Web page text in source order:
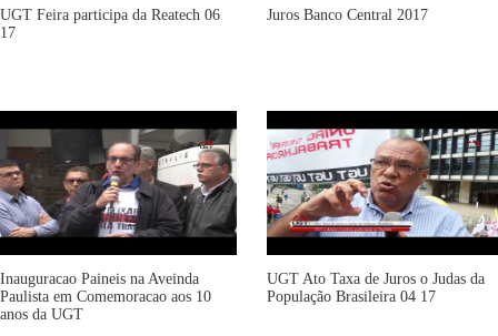
UGT Feira participa da Reatech 06
17
Juros Banco Central 2017
Inauguracao Paineis na Aveinda
Paulista em Comemoracao aos 10
anos da UGT
UGT Ato Taxa de Juros o Judas da
População Brasileira 04 17